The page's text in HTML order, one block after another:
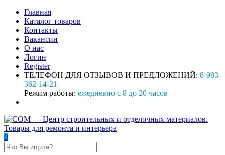
Главная
Каталог товаров
Контакты
Вакансии
О нас
Логин
Register
ТЕЛЕФОН ДЛЯ ОТЗЫВОВ И ПРЕДЛОЖЕНИЙ: 8-983-
362-14-21
Режим работы: ежедневно с 8 до 20 часов
0